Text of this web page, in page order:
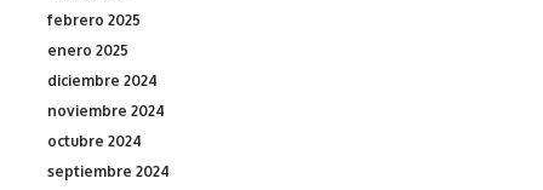
febrero 2025
enero 2025
diciembre 2024
noviembre 2024
octubre 2024
septiembre 2024